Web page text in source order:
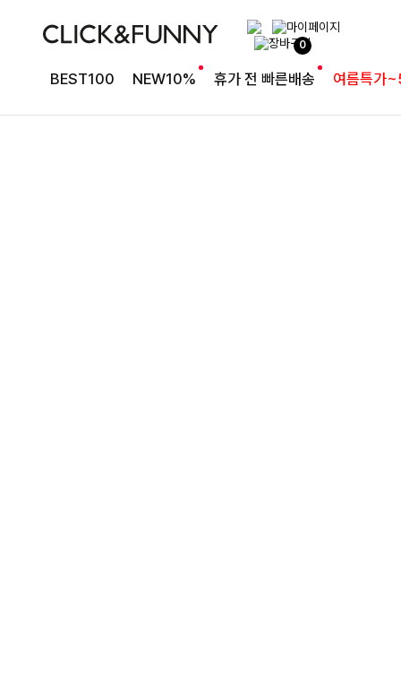
0
BEST100 NEW10% 휴가 전 빠른배송 여름특가
완성도 높은 원피스SET
특스트라이프 링클원피스+스트링자켓SET